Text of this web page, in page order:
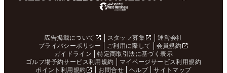
広告掲載について スタッフ募集
運営会社
プライバシーポリシー
ご利用に際して
会員規約
ガイドライン
特定商取引法に基づく表示
ゴルフ場予約サービス利用規約
マイページサービス利用規約
ポイント利用規約
お問合せ ヘルプ サイトマップ